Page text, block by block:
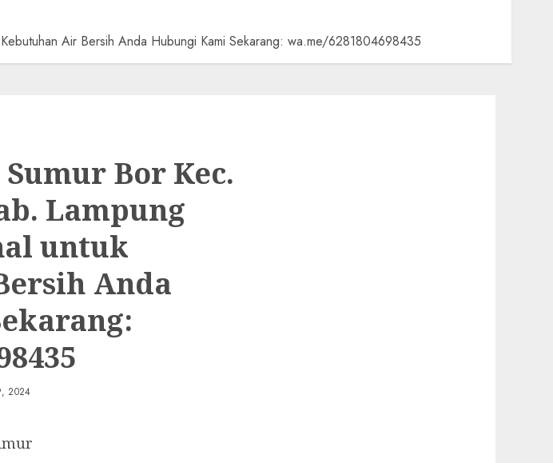
Air Bersih Anda Hubungi Kami Sekarang: wa.me/6281804698435
Bor Kec.
Lampung
untuk
Anda
2024